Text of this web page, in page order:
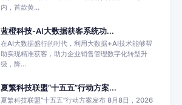
内，首款黄...
蓝橙科技-AI大数据获客系统功...
在AI大数据盛行的时代，利用大数据+AI技术能够帮
助实现精准获客，助力企业销售管理数字化转型升
级，降...
夏繁科技联盟“十五五”行动方案...
夏繁科技联盟“十五五”行动方案发布 8月8日，2026